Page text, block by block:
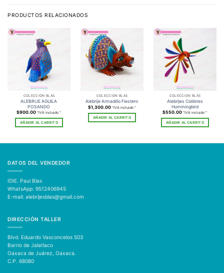
PRODUCTOS RELACIONADOS
COLECCIÓN BLAS
ALEBRIJE AGUILA
POSANDO
$900.00 "IVA incluido "
AÑADIR AL CARRITO
COLECCIÓN BLAS
Alebrije Armadillo Fiestero
$1,300.00 "IVA incluido "
AÑADIR AL CARRITO
COLECCIÓN BLAS
Alebrijes Colibries
Hummingbird
$550.00 "IVA incluido "
AÑADIR AL CARRITO
DATOS DEL VENDEDOR
IDIE. Paul Blas
WhatsApp: 9512406945
E-mail: alebrijesblas@gmail.com
DIRECCIÓN TALLER
Blvd. Eduardo Vasconcelos 503
Barrio de Jalatlaco
Oaxaca de Juárez, Oaxaca.
C.P. 68080